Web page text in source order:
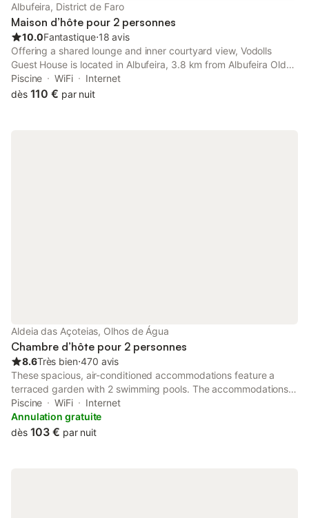
Albufeira, District de Faro
Maison d’hôte pour 2 personnes
10.0Fantastique⋅18 avis
Offering a shared lounge and inner courtyard view, Vodolls
Guest House is located in Albufeira, 3.8 km from Albufeira Old
Town Square and 5.4 km from Albufeira Marina.
Piscine WiFi
Internet
dès 110 € par nuit
Aldeia das Açoteias, Olhos de Água
Chambre d’hôte pour 2 personnes
8.6Très bien⋅470 avis
These spacious, air-conditioned accommodations feature a
terraced garden with 2 swimming pools. The accommodations
are surrounded by shops, including a supermarket, a
hairdresser, and a car rental office.
Piscine WiFi
Internet
Annulation gratuite
dès 103 € par nuit